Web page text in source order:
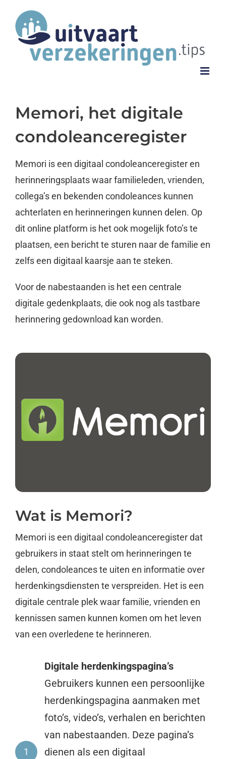
naar
inhoud
Memori, het digitale
condoleanceregister
Memori is een digitaal condoleanceregister en
herinneringsplaats waar familieleden, vrienden,
collega’s en bekenden condoleances kunnen
achterlaten en herinneringen kunnen delen. Op
dit online platform is het ook mogelijk foto’s te
plaatsen, een bericht te sturen naar de familie en
zelfs een digitaal kaarsje aan te steken.
Voor de nabestaanden is het een centrale
digitale gedenkplaats, die ook nog als tastbare
herinnering gedownload kan worden.
Wat is Memori?
Memori is een digitaal condoleanceregister dat
gebruikers in staat stelt om herinneringen te
delen, condoleances te uiten en informatie over
herdenkingsdiensten te verspreiden. Het is een
digitale centrale plek waar familie, vrienden en
kennissen samen kunnen komen om het leven
van een overledene te herinneren.
1
Digitale herdenkingspagina’s
Gebruikers kunnen een persoonlijke
herdenkingspagina aanmaken met
foto’s, video’s, verhalen en berichten
van nabestaanden. Deze pagina’s
dienen als een digitaal